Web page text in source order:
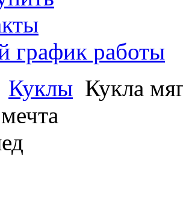
график работы
Куклы Кукла